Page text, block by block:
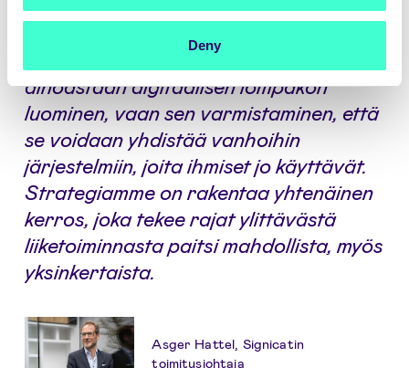
Deny
lompakkoteknologialla.
Euroopan todellinen haaste ei ole
ainoastaan digitaalisen lompakon
luominen, vaan sen varmistaminen, että
se voidaan yhdistää vanhoihin
järjestelmiin, joita ihmiset jo käyttävät.
Strategiamme on rakentaa yhtenäinen
kerros, joka tekee rajat ylittävästä
liiketoiminnasta paitsi mahdollista, myös
yksinkertaista.
Asger Hattel, Signicatin
toimitusjohtaja